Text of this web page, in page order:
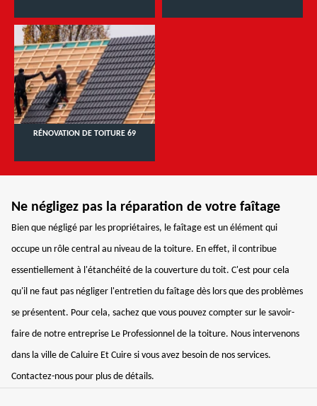
RÉNOVATION DE TOITURE 69
Ne négligez pas la réparation de votre faîtage
Bien que négligé par les propriétaires, le faîtage est un élément qui
occupe un rôle central au niveau de la toiture. En effet, il contribue
essentiellement à l'étanchéité de la couverture du toit. C'est pour cela
qu'il ne faut pas négliger l'entretien du faîtage dès lors que des problèmes
se présentent. Pour cela, sachez que vous pouvez compter sur le savoir-
faire de notre entreprise Le Professionnel de la toiture. Nous intervenons
dans la ville de Caluire Et Cuire si vous avez besoin de nos services.
Contactez-nous pour plus de détails.